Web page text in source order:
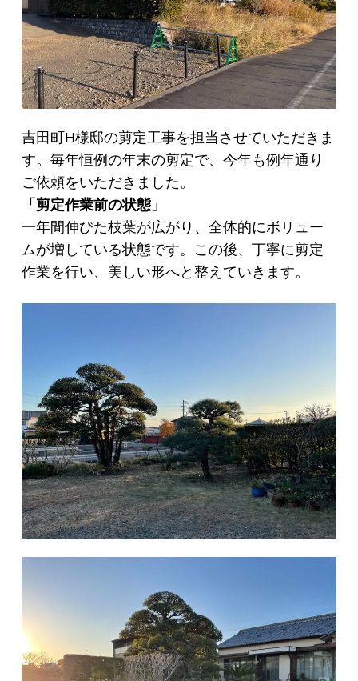
吉田町H様邸の剪定工事を担当させていただきま
す。毎年恒例の年末の剪定で、今年も例年通り
ご依頼をいただきました。
「剪定作業前の状態」
一年間伸びた枝葉が広がり、全体的にボリュー
ムが増している状態です。この後、丁寧に剪定
作業を行い、美しい形へと整えていきます。